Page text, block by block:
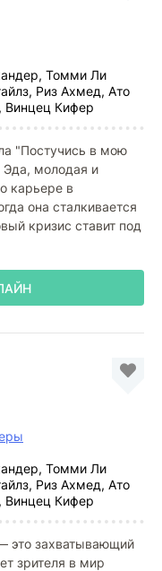
Томми Ли
Риз Ахмед, Ато
Винцец Кифер
"Постучись в мою
Эда, молодая и
карьере в
она сталкивается
кризис ставит под
Томми Ли
Риз Ахмед, Ато
Винцец Кифер
это захватывающий
зрителя в мир